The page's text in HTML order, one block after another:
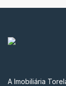
A Imobiliária